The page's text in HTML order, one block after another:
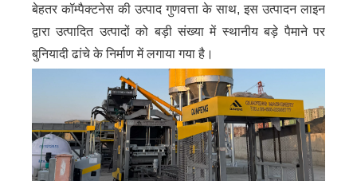
बेहतर कॉम्पैक्टनेस की उत्पाद गुणवत्ता के साथ, इस उत्पादन लाइन
द्वारा उत्पादित उत्पादों को बड़ी संख्या में स्थानीय बड़े पैमाने पर
बुनियादी ढांचे के निर्माण में लगाया गया है।